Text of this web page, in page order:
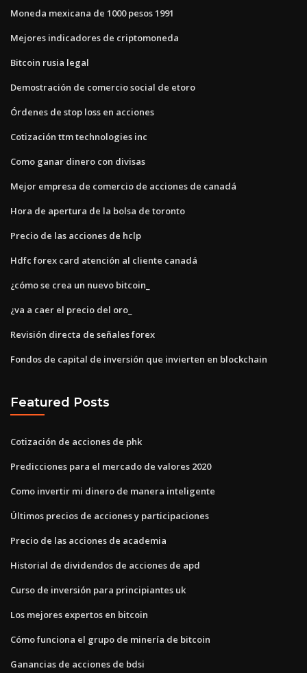
Moneda mexicana de 1000 pesos 1991
Mejores indicadores de criptomoneda
Bitcoin rusia legal
Demostración de comercio social de etoro
Órdenes de stop loss en acciones
Cotización ttm technologies inc
Como ganar dinero con divisas
Mejor empresa de comercio de acciones de canadá
Hora de apertura de la bolsa de toronto
Precio de las acciones de hclp
Hdfc forex card atención al cliente canadá
¿cómo se crea un nuevo bitcoin_
¿va a caer el precio del oro_
Revisión directa de señales forex
Fondos de capital de inversión que invierten en blockchain
Featured Posts
Cotización de acciones de phk
Predicciones para el mercado de valores 2020
Como invertir mi dinero de manera inteligente
Últimos precios de acciones y participaciones
Precio de las acciones de academia
Historial de dividendos de acciones de apd
Curso de inversión para principiantes uk
Los mejores expertos en bitcoin
Cómo funciona el grupo de minería de bitcoin
Ganancias de acciones de bdsi